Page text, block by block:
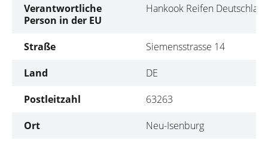
Verantwortliche
Person in der EU
Hankook Reifen
Straße
Siemensstrasse 14
Land
DE
Postleitzahl
63263
Ort
Neu-Isenburg